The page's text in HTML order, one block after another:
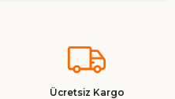
öneri formunu
ederiz.
Ücretsiz Kargo